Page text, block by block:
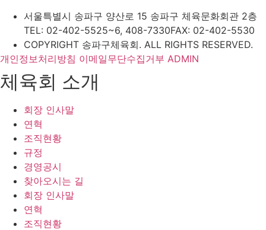
서울특별시 송파구 양산로 15 송파구 체육문화회관 2층
TEL: 02-402-5525~6, 408-7330FAX: 02-402-5530
COPYRIGHT 송파구체육회. ALL RIGHTS RESERVED.
개인정보처리방침 이메일무단수집거부 ADMIN
체육회 소개
회장 인사말
연혁
조직현황
규정
경영공시
찾아오시는 길
회장 인사말
연혁
조직현황